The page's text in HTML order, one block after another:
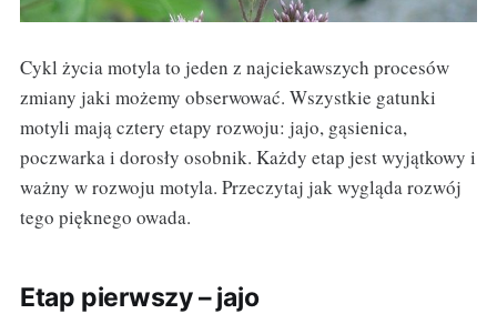
Cykl życia motyla to jeden z najciekawszych procesów
zmiany jaki możemy obserwować. Wszystkie gatunki
motyli mają cztery etapy rozwoju: jajo, gąsienica,
poczwarka i dorosły osobnik. Każdy etap jest wyjątkowy i
ważny w rozwoju motyla. Przeczytaj jak wygląda rozwój
tego pięknego owada.
Etap pierwszy – jajo